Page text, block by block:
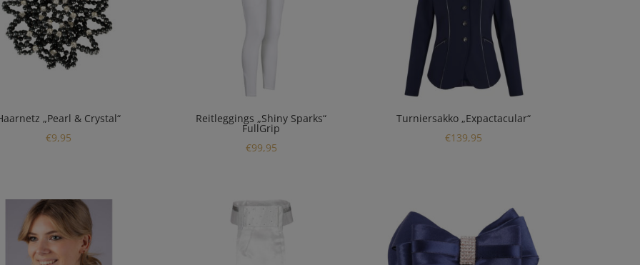
„Pearl & Crystal“
€9,95
Reitleggings „Shiny Sparks“
FullGrip
€99,95
Turniersakko „Expactacular“
€139,95